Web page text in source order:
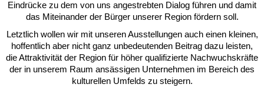
Eindrücke zu dem von uns angestrebten Dialog führen und damit
das Miteinander der Bürger unserer Region fördern soll.
Letztlich wollen wir mit unseren Ausstellungen auch einen kleinen,
hoffentlich aber nicht ganz unbedeutenden Beitrag dazu leisten,
die Attraktivität der Region für höher qualifizierte Nachwuchskräfte
der in unserem Raum ansässigen Unternehmen im Bereich des
kulturellen Umfelds zu steigern.